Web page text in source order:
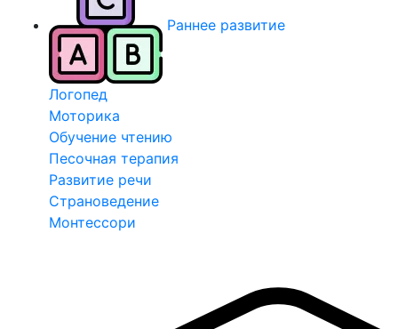
Раннее развитие
Логопед
Моторика
Обучение чтению
Песочная терапия
Развитие речи
Страноведение
Монтессори